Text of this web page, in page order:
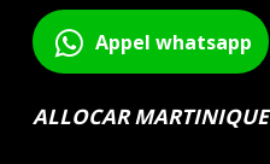
Appel whatsapp
ALLOCAR MARTINIQUE